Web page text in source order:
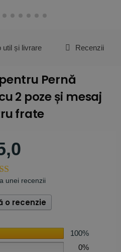
util și livrare Recenzii
Pernă
2 poze și mesaj
frate
unei recenzii
o recenzie
100%
0%